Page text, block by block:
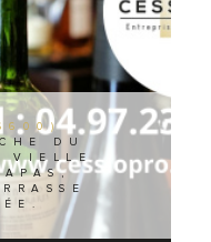
DU
VIELLE